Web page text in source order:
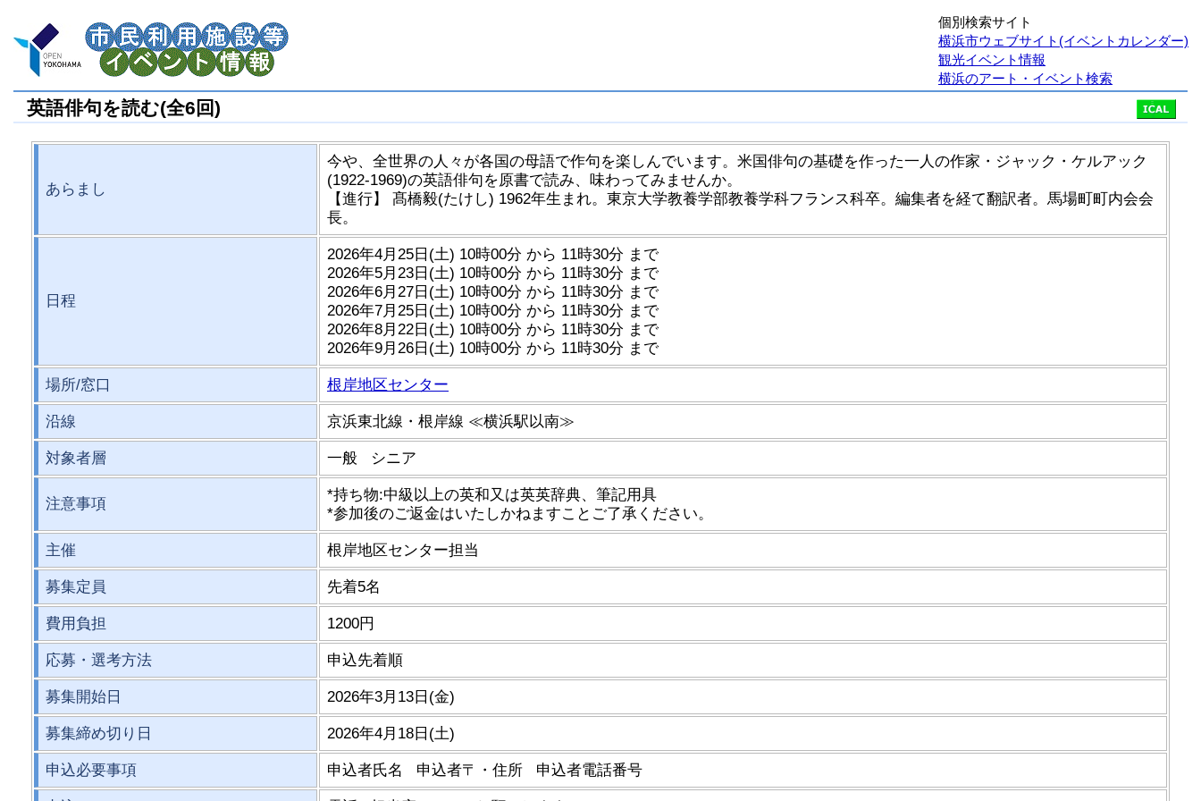
個別検索サイト
横浜市ウェブサイト(イベントカレンダー)
観光イベント情報
横浜のアート・イベント検索
英語俳句を読む(全6回)
あらまし
今や、全世界の人々が各国の母語で作句を楽しんでいます。米国俳句の基礎を作った一人の作家・ジャック・ケルアック
(1922-1969)の英語俳句を原書で読み、味わってみませんか。
【進行】 髙橋毅(たけし) 1962年生まれ。東京大学教養学部教養学科フランス科卒。編集者を経て翻訳者。馬場町町内会会
長。
日程
2026年4月25日(土) 10時00分 から 11時30分 まで
2026年5月23日(土) 10時00分 から 11時30分 まで
2026年6月27日(土) 10時00分 から 11時30分 まで
2026年7月25日(土) 10時00分 から 11時30分 まで
2026年8月22日(土) 10時00分 から 11時30分 まで
2026年9月26日(土) 10時00分 から 11時30分 まで
場所/窓口 根岸地区センター
沿線 京浜東北線・根岸線 ≪横浜駅以南≫
対象者層 一般 シニア
注意事項
*持ち物:中級以上の英和又は英英辞典、筆記用具
*参加後のご返金はいたしかねますことご了承ください。
主催 根岸地区センター担当
募集定員 先着5名
費用負担 1200円
応募・選考方法 申込先着順
募集開始日 2026年3月13日(金)
募集締め切り日 2026年4月18日(土)
申込必要事項 申込者氏名 申込者〒・住所 申込者電話番号